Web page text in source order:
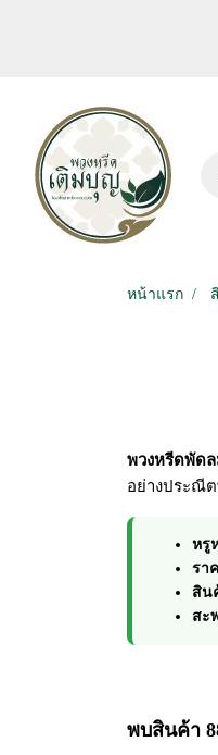
ร้านพวงห
หน้าแรก
พวงหรีดพัด
อย่างประณี
หรู
รา
สิน
สะ
พบสินค้า